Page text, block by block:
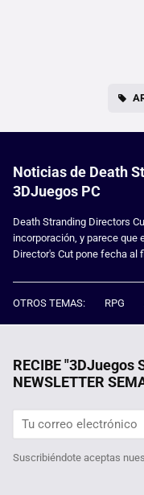
Noticias de Death
3DJuegos PC
Death Stranding Directors
incorporación, y parece que
Director's Cut pone fecha al
OTROS TEMAS: RPG
RECIBE "3DJuegos
NEWSLETTER
Suscribiéndote aceptas